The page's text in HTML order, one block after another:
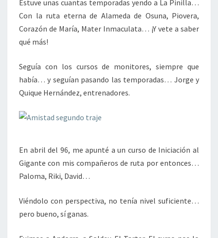
Estuve unas cuantas temporadas yendo a La Pinilla…
Con la ruta eterna de Alameda de Osuna, Piovera,
Corazón de María, Mater Inmaculata… ¡Y vete a saber
qué más!
Seguía con los cursos de monitores, siempre que
había… y seguían pasando las temporadas… Jorge y
Quique Hernández, entrenadores.
En abril del 96, me apunté a un curso de Iniciación al
Gigante con mis compañeros de ruta por entonces…
Paloma, Riki, David…
Viéndolo con perspectiva, no tenía nivel suficiente…
pero bueno, sí ganas.